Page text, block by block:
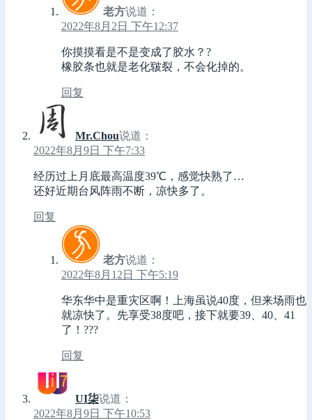
老方说道：
2022年8月2日 下午12:37
你摸摸看是不是变成了胶水？?
橡胶条也就是老化皲裂，不会化掉的。
回复
Mr.Chou说道：
2022年8月9日 下午7:33
经历过上月底最高温度39℃，感觉快熟了…
还好近期台风阵雨不断，凉快多了。
回复
老方说道：
2022年8月12日 下午5:19
华东华中是重灾区啊！上海虽说40度，但来场雨也
就凉快了。先享受38度吧，接下就要39、40、41
了！???
回复
UI柒说道：
2022年8月9日 下午10:53